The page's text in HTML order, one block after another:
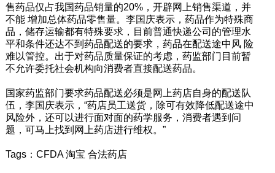
售药品仅占我国药品销量的20%，开辟网上销售渠道，并
不能 增加总体药品零售量。李国庆表示，药品作为特殊商
品，储存运输都有特殊要求，目前普通快递公司的管理水
平和条件还达不到药品配送的要求，药品在配送途中风 险
难以管控。出于对药品质量保证的考虑，药监部门目前暂
不允许委托社会机构向消费者直接配送药品。
国家药监部门要求药品配送必须是网上药店自身的配送队
伍，李国庆表示，“药店员工送货，除可有效降低配送途中
风险外，还可以进行面对面的药学服务，消费者遇到问
题，可马上找到网上药店进行维权。”
Tags：CFDA 淘宝 合法药店